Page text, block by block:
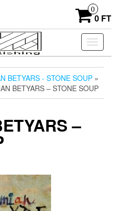
0
0 FT
ki/
BETYARS - STONE SOUP »
BETYARS – STONE SOUP
–